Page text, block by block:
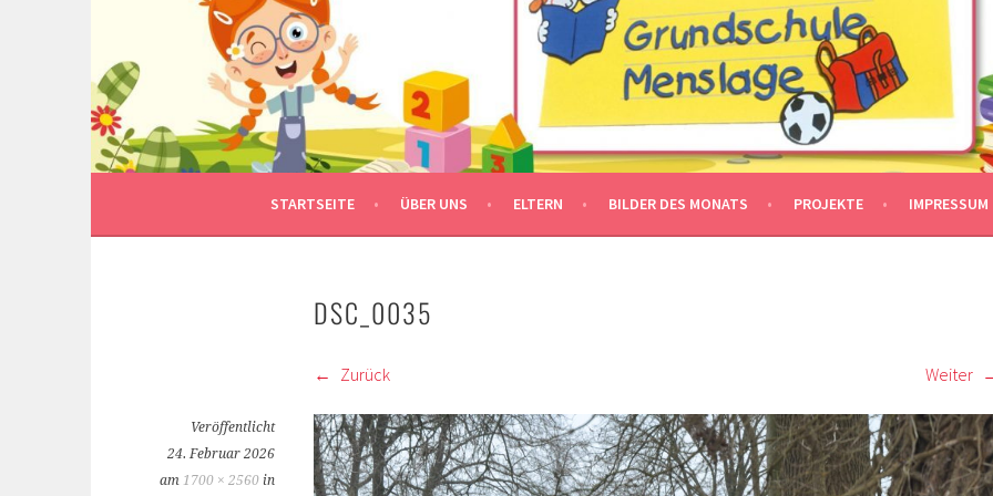
Inhalt
STARTSEITE ÜBER UNS ELTERN BILDER DES MONATS PROJEKTE IMPRESSUM
DSC_0035
Zurück Weiter
Veröffentlicht
24. Februar 2026
am 1700 × 2560 in